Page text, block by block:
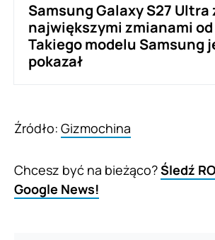
Samsung Galaxy S27 Ultra
największymi zmianami
Takiego modelu Samsung
pokazał
Źródło: Gizmochina
Chcesz być na bieżąco?Śledź
Google News!